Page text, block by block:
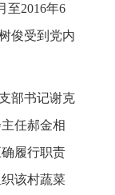
至2016年6
俊受到党内
部书记谢克
任郝金相
履行职责
该村蔬菜